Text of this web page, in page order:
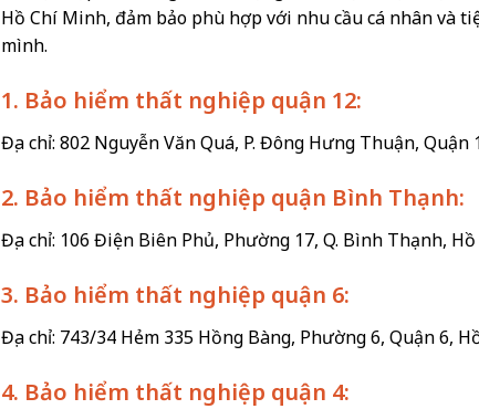
Hồ Chí Minh, đảm bảo phù hợp với nhu cầu cá nhân và
mình.
1. Bảo hiểm thất nghiệp quận 12:
Địa chỉ: 802 Nguyễn Văn Quá, P. Đông Hưng Thuận, Quận
2. Bảo hiểm thất nghiệp quận Bình Thạnh:
Địa chỉ: 106 Điện Biên Phủ, Phường 17, Q. Bình Thạnh,
3. Bảo hiểm thất nghiệp quận 6:
Địa chỉ: 743/34 Hẻm 335 Hồng Bàng, Phường 6, Quận 6,
4. Bảo hiểm thất nghiệp quận 4: